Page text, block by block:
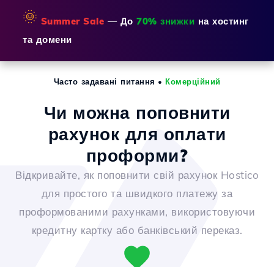
🌞 Summer Sale — До 70% знижки на хостинг
та домени
Часто задавані питання • Комерційний
Чи можна поповнити
рахунок для оплати
проформи?
Відкривайте, як поповнити свій рахунок Hostico
для простого та швидкого платежу за
проформованими рахунками, використовуючи
кредитну картку або банківський переказ.